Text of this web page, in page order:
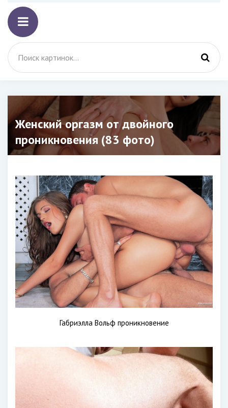
Женский оргазм от двойного
проникновения (83 фото)
Габриэлла Вольф проникновение